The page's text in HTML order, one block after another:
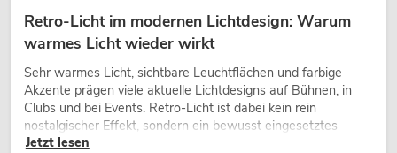
Retro-Licht im modernen Lichtdesign: Warum
warmes Licht wieder wirkt
Sehr warmes Licht, sichtbare Leuchtflächen und farbige
Akzente prägen viele aktuelle Lichtdesigns auf Bühnen, in
Clubs und bei Events. Retro-Licht ist dabei kein rein
nostalgischer Effekt, sondern ein bewusst eingesetztes
Gestaltungsmittel: Es schafft Atmosphäre, gibt Szenen
Jetzt lesen